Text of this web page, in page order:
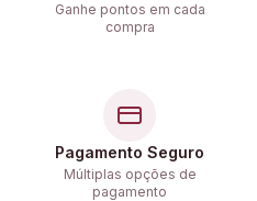
Ganhe pontos em cada
compra
Pagamento Seguro
Múltiplas opções de
pagamento